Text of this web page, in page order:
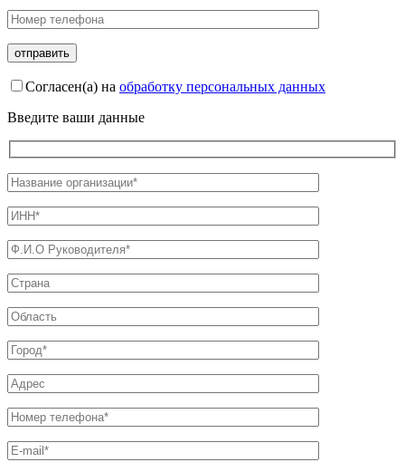
Согласен(а) на обработку персональных данных
Введите ваши данные